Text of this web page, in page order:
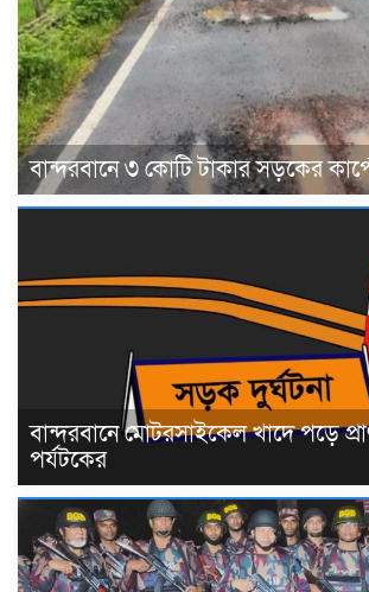
বান্দরবানে ৩ কোটি টাকার সড়কের
বান্দরবানে মোটরসাইকেল খাদে পড়ে
পর্যটকের